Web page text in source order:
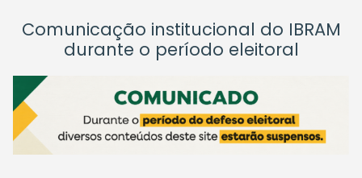
Comunicação institucional do IBRAM
durante o período eleitoral